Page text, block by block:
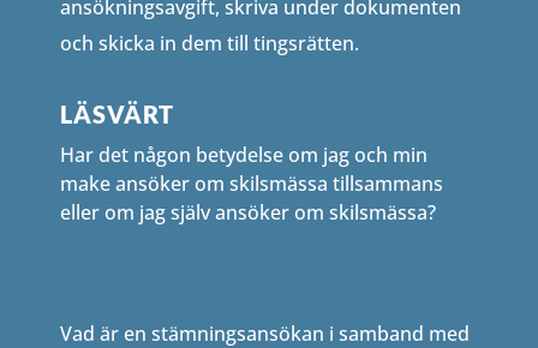
ansökningsavgift, skriva under dokumenten
och skicka in dem till tingsrätten.
LÄSVÄRT
Har det någon betydelse om jag och min
make ansöker om skilsmässa tillsammans
eller om jag själv ansöker om skilsmässa?
Vad är en stämningsansökan i samband med